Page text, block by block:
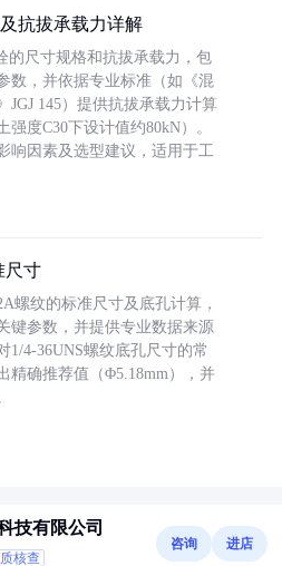
抗拔承载力详解
的尺寸规格和抗拔承载力，包
数，并依据专业标准（如《混
JGJ 145）提供抗拔承载力计算
度C30下设计值约80kN）。
响因素及选型建议，适用于工
尺寸
螺纹的标准尺寸及底孔计算，
键参数，并提供专业数据来源
1/4-36UNS螺纹底孔尺寸的常
精确推荐值（Φ5.18mm），并
技有限公司
核查
咨询 进店